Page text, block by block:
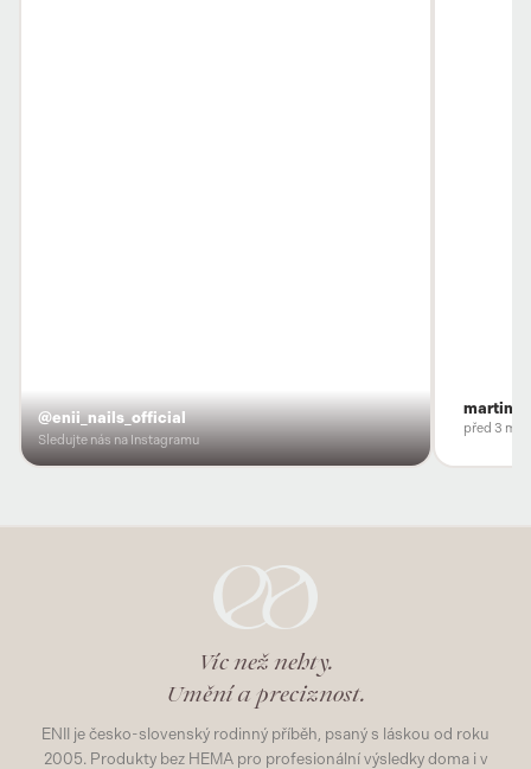
@enii_nails_official
Sledujte nás na Instagramu
před 3
Víc než nehty.
Umění a preciznost.
ENII je česko-slovenský rodinný příběh, psaný s láskou od roku
2005. Produkty bez HEMA pro profesionální výsledky doma i v